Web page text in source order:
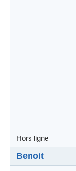
Hors ligne
Benoit